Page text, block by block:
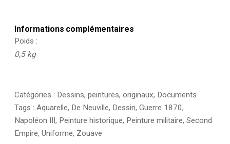
Informations complémentaires
Poids
0,5 kg
Catégories : Dessins, peintures, originaux, Documents
Tags : Aquarelle, De Neuville, Dessin, Guerre 1870,
Napoléon III, Peinture historique, Peinture militaire, Second
Empire, Uniforme, Zouave